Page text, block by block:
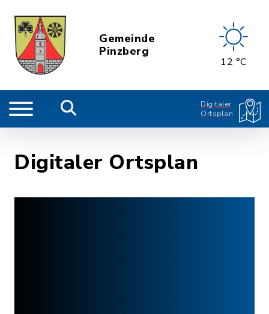
Gemeinde
Pinzberg
12 °C
Digitaler
Ortsplan
Digitaler Ortsplan